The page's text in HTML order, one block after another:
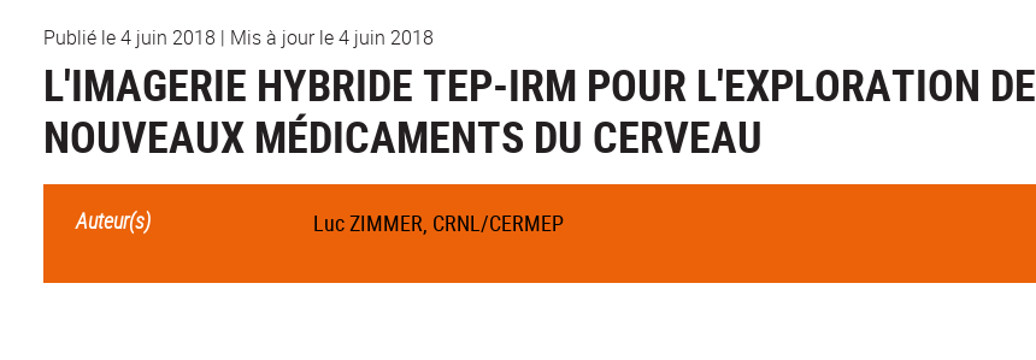
Publié le 4 juin 2018 | Mis à jour le 4 juin 2018
L'IMAGERIE HYBRIDE TEP-IRM POUR L'EXPLORATION DE
NOUVEAUX MÉDICAMENTS DU CERVEAU
Auteur(s) Luc ZIMMER, CRNL/CERMEP